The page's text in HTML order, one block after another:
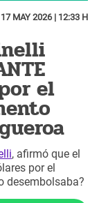
17 MAY 2026 | 12:33 H
el
, afirmó que el
por el
desembolsaba?